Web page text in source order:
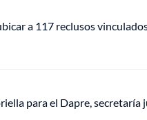
a 117 reclusos
para el Dapre,